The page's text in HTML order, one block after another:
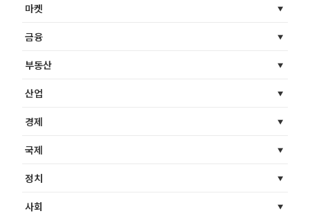
마켓
금융
부동산
산업
경제
국제
정치
사회